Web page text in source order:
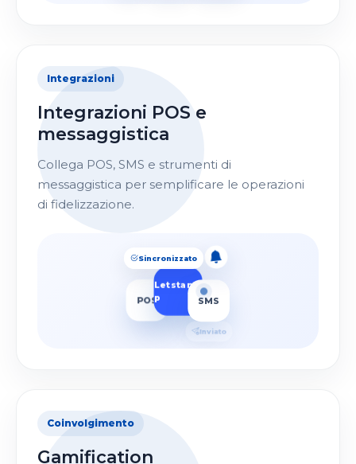
Integrazioni
Integrazioni POS e
messaggistica
Collega POS, SMS e strumenti di
messaggistica per semplificare le operazioni
di fidelizzazione.
POS
Letstam
p
SMS
Coinvolgimento
Gamification